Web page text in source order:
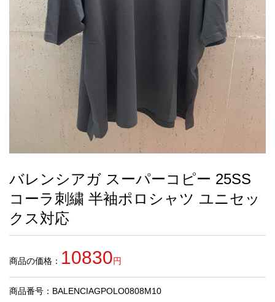
2026人気特集
バッグ
財布
時計
服
ズボン
衣装セット
靴
住まい用品
アクセサリー
ベルト
スカーフ
アイフォーンケ
ース
小物
新
す
す
め
商
人
バレンシアガ スーパーコピー 25SS
コーラ刺繍 半袖ポロシャツ ユニセッ
クス対応
商品の価格： 10830円
商品番号：BALENCIAGPOLO0808M10